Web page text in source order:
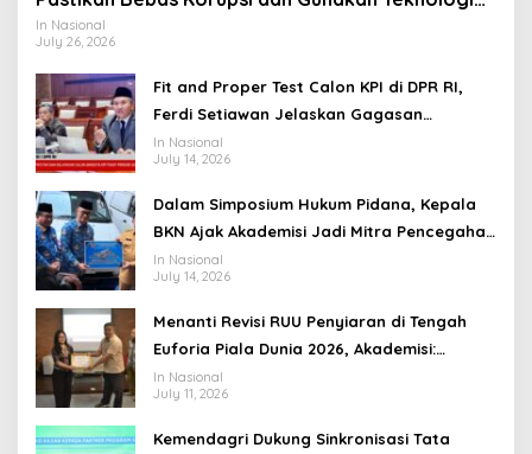
Ramah Lingkungan
In Nasional
July 26, 2026
Fit and Proper Test Calon KPI di DPR RI,
Ferdi Setiawan Jelaskan Gagasan
Transformasi Menuju Ekosistem Penyiaran
yang Adaptif
In Nasional
July 14, 2026
Dalam Simposium Hukum Pidana, Kepala
BKN Ajak Akademisi Jadi Mitra Pencegahan
Tindak Pidana di Birokrasi
In Nasional
July 14, 2026
Menanti Revisi RUU Penyiaran di Tengah
Euforia Piala Dunia 2026, Akademisi:
Jangan Terus Jadi “Messi dan Ronaldo”
Legislasi
In Nasional
July 11, 2026
Kemendagri Dukung Sinkronisasi Tata